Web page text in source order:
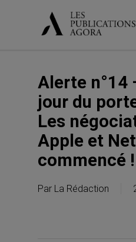
Alerte n°14
jour du
Les
Apple et
commencé !
Par La Rédaction